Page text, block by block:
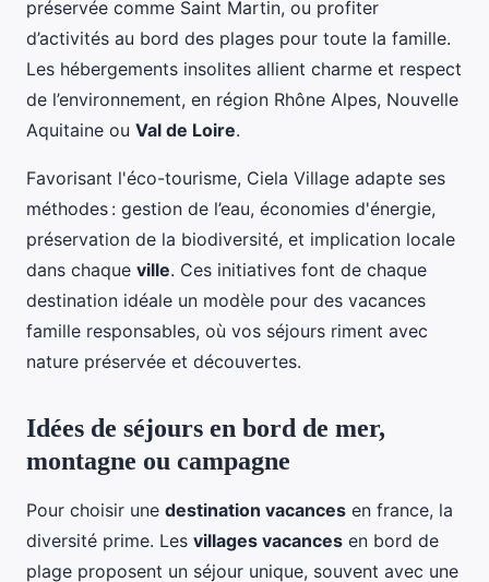
préservée comme Saint Martin, ou profiter
d’activités au bord des plages pour toute la famille.
Les hébergements insolites allient charme et respect
de l’environnement, en région Rhône Alpes, Nouvelle
Aquitaine ou Val de Loire.
Favorisant l'éco-tourisme, Ciela Village adapte ses
méthodes : gestion de l’eau, économies d'énergie,
préservation de la biodiversité, et implication locale
dans chaque ville. Ces initiatives font de chaque
destination idéale un modèle pour des vacances
famille responsables, où vos séjours riment avec
nature préservée et découvertes.
Idées de séjours en bord de mer,
montagne ou campagne
Pour choisir une destination vacances en france, la
diversité prime. Les villages vacances en bord de
plage proposent un séjour unique, souvent avec une